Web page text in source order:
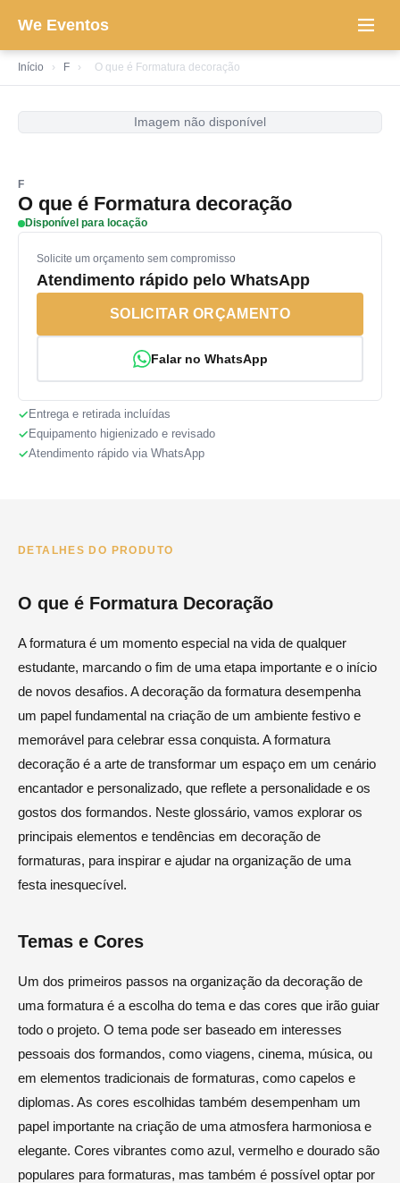
We Eventos
Início › F › O que é Formatura decoração
Imagem não disponível
F
O que é Formatura decoração
Disponível para locação
Solicite um orçamento sem compromisso
Atendimento rápido pelo WhatsApp
SOLICITAR ORÇAMENTO
Falar no WhatsApp
Entrega e retirada incluídas
Equipamento higienizado e revisado
Atendimento rápido via WhatsApp
DETALHES DO PRODUTO
O que é Formatura Decoração
A formatura é um momento especial na vida de qualquer
estudante, marcando o fim de uma etapa importante e o início
de novos desafios. A decoração da formatura desempenha
um papel fundamental na criação de um ambiente festivo e
memorável para celebrar essa conquista. A formatura
decoração é a arte de transformar um espaço em um cenário
encantador e personalizado, que reflete a personalidade e os
gostos dos formandos. Neste glossário, vamos explorar os
principais elementos e tendências em decoração de
formaturas, para inspirar e ajudar na organização de uma
festa inesquecível.
Temas e Cores
Um dos primeiros passos na organização da decoração de
uma formatura é a escolha do tema e das cores que irão guiar
todo o projeto. O tema pode ser baseado em interesses
pessoais dos formandos, como viagens, cinema, música, ou
em elementos tradicionais de formaturas, como capelos e
diplomas. As cores escolhidas também desempenham um
papel importante na criação de uma atmosfera harmoniosa e
elegante. Cores vibrantes como azul, vermelho e dourado são
populares para formaturas, mas também é possível optar por